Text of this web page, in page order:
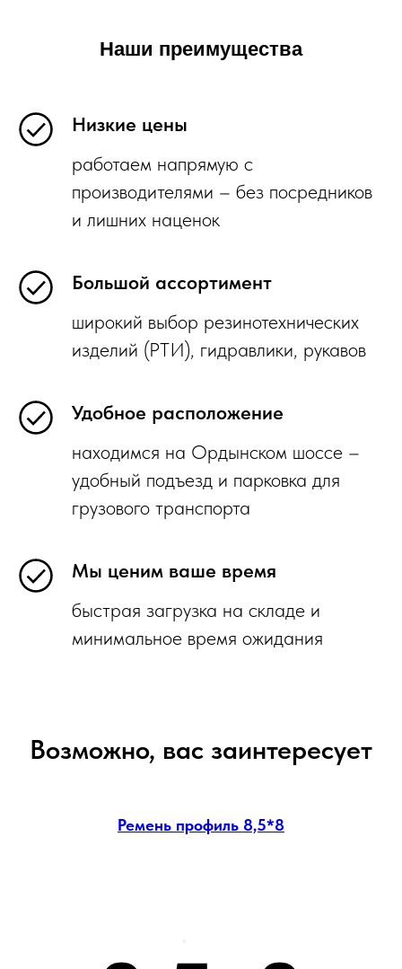
Наши преимущества
Низкие цены
работаем напрямую с
производителями – без посредников
и лишних наценок
Большой ассортимент
широкий выбор резинотехнических
изделий (РТИ), гидравлики, рукавов
Удобное расположение
находимся на Ордынском шоссе –
удобный подъезд и парковка для
грузового транспорта
Мы ценим ваше время
быстрая загрузка на складе и
минимальное время ожидания
Возможно, вас заинтересует
Ремень профиль 8,5*8